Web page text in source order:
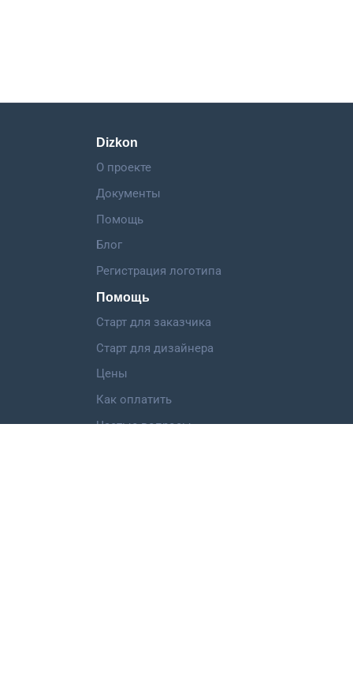
Dizkon
О проекте
Документы
Помощь
Блог
Регистрация логотипа
Помощь
Старт для заказчика
Старт для дизайнера
Цены
Как оплатить
Частые вопросы